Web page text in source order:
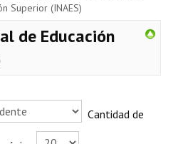
Superior (INAES)
de Educación
Cantidad de